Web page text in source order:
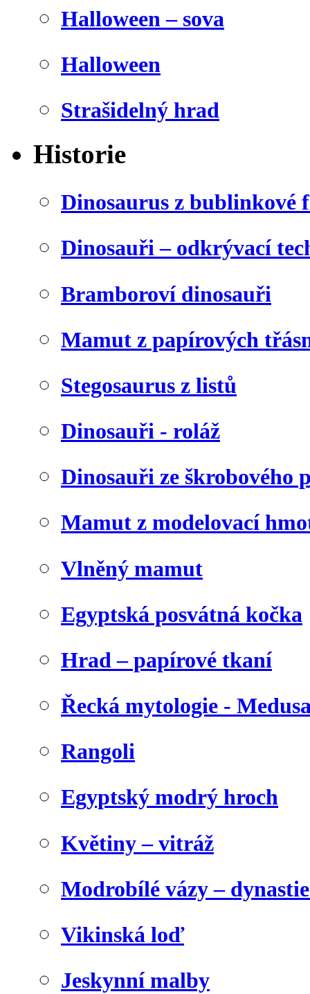
Halloween – sova
Halloween
Strašidelný hrad
Historie
Dinosaurus z bublinkové
Dinosauři – odkrývací
Bramboroví dinosauři
Mamut z papírových
Stegosaurus z listů
Dinosauři - roláž
Dinosauři ze škrobového
Mamut z modelovací
Vlněný mamut
Egyptská posvátná kočka
Hrad – papírové tkaní
Řecká mytologie -
Rangoli
Egyptský modrý hroch
Květiny – vitráž
Modrobílé vázy –
Vikinská loď
Jeskynní malby